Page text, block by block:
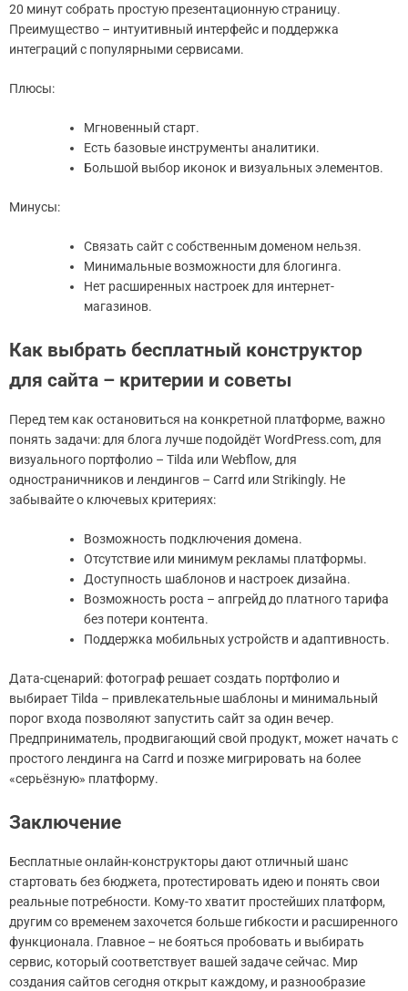
20 минут собрать простую презентационную страницу.
Преимущество – интуитивный интерфейс и поддержка
интеграций с популярными сервисами.
Плюсы:
Мгновенный старт.
Есть базовые инструменты аналитики.
Большой выбор иконок и визуальных элементов.
Минусы:
Связать сайт с собственным доменом нельзя.
Минимальные возможности для блогинга.
Нет расширенных настроек для интернет-
магазинов.
Как выбрать бесплатный конструктор
для сайта – критерии и советы
Перед тем как остановиться на конкретной платформе, важно
понять задачи: для блога лучше подойдёт WordPress.com, для
визуального портфолио – Tilda или Webflow, для
одностраничников и лендингов – Carrd или Strikingly. Не
забывайте о ключевых критериях:
Возможность подключения домена.
Отсутствие или минимум рекламы платформы.
Доступность шаблонов и настроек дизайна.
Возможность роста – апгрейд до платного тарифа
без потери контента.
Поддержка мобильных устройств и адаптивность.
Дата-сценарий: фотограф решает создать портфолио и
выбирает Tilda – привлекательные шаблоны и минимальный
порог входа позволяют запустить сайт за один вечер.
Предприниматель, продвигающий свой продукт, может начать с
простого лендинга на Carrd и позже мигрировать на более
«серьёзную» платформу.
Заключение
Бесплатные онлайн-конструкторы дают отличный шанс
стартовать без бюджета, протестировать идею и понять свои
реальные потребности. Кому-то хватит простейших платформ,
другим со временем захочется больше гибкости и расширенного
функционала. Главное – не бояться пробовать и выбирать
сервис, который соответствует вашей задаче сейчас. Мир
создания сайтов сегодня открыт каждому, и разнообразие